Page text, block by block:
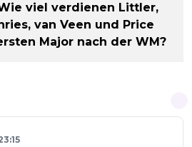
viel verdienen Littler,
van Veen und Price
Major nach der WM?